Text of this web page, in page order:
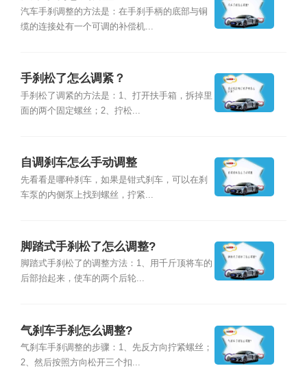
汽车手刹调整的方法是：在手刹手柄的底部与铜
缆的连接处有一个可调的补偿机...
手刹松了怎么调紧？
手刹松了调紧的方法是：1、打开扶手箱，拆掉里
面的两个固定螺丝；2、拧松...
自调刹车怎么手动调整
先看看是哪种刹车，如果是钳式刹车，可以在刹
车泵的内侧泵上找到螺丝，拧紧...
脚踏式手刹松了怎么调整?
脚踏式手刹松了的调整方法：1、用千斤顶将车的
后部抬起来，使车的两个后轮...
气刹车手刹怎么调整?
气刹车手刹调整的步骤：1、先反方向拧紧螺丝；
2、然后按照方向松开三个扣...